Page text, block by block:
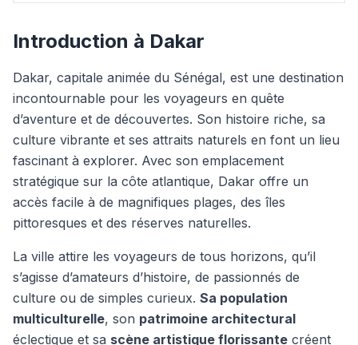
Introduction à Dakar
Dakar, capitale animée du Sénégal, est une destination
incontournable pour les voyageurs en quête
d’aventure et de découvertes. Son histoire riche, sa
culture vibrante et ses attraits naturels en font un lieu
fascinant à explorer. Avec son emplacement
stratégique sur la côte atlantique, Dakar offre un
accès facile à de magnifiques plages, des îles
pittoresques et des réserves naturelles.
La ville attire les voyageurs de tous horizons, qu’il
s’agisse d’amateurs d’histoire, de passionnés de
culture ou de simples curieux. Sa population
multiculturelle, son patrimoine architectural
éclectique et sa scène artistique florissante créent